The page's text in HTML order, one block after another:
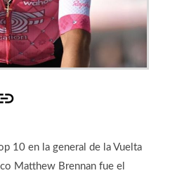
10 en la general de la Vuelta
Matthew Brennan fue el